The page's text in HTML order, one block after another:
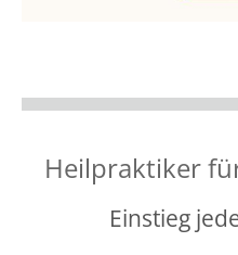
Heilpraktiker
Einstieg